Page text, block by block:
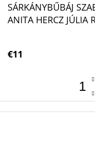
SÁRKÁNYBŰBÁJ
ANITA HERCZ JÚLIA
€11